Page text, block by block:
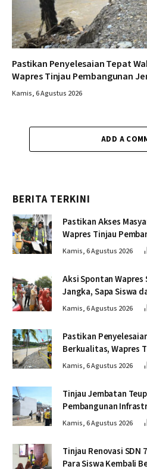
Pastikan Penyelesaian Tepat
Wapres Tinjau Pembangunan
Kamis, 6 Agustus 2026
ADD A
BERITA TERKINI
Pastikan Akses
Wapres Tinjau
Kendawi
Kamis, 6 Agustus 2026
Aksi Spontan Wapres
Jangka, Sapa Siswa
Sekolah
Kamis, 6 Agustus 2026
Pastikan
Berkualitas, Wapres
Jembatan Lumut
Kamis, 6 Agustus 2026
Tinjau Jembatan
Pembangunan
dan Tepat Waktu
Kamis, 6 Agustus 2026
Tinjau Renovasi SDN
Para Siswa Kembali